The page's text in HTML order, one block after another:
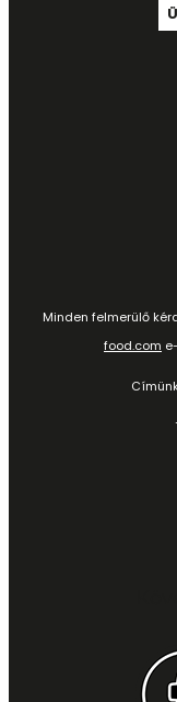
Minden felmerülő
food.com